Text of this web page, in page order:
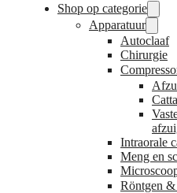
Shop op categorie
Apparatuur
Autoclaaf
Chirurgie
Intraorale
Meng en
Röntgen